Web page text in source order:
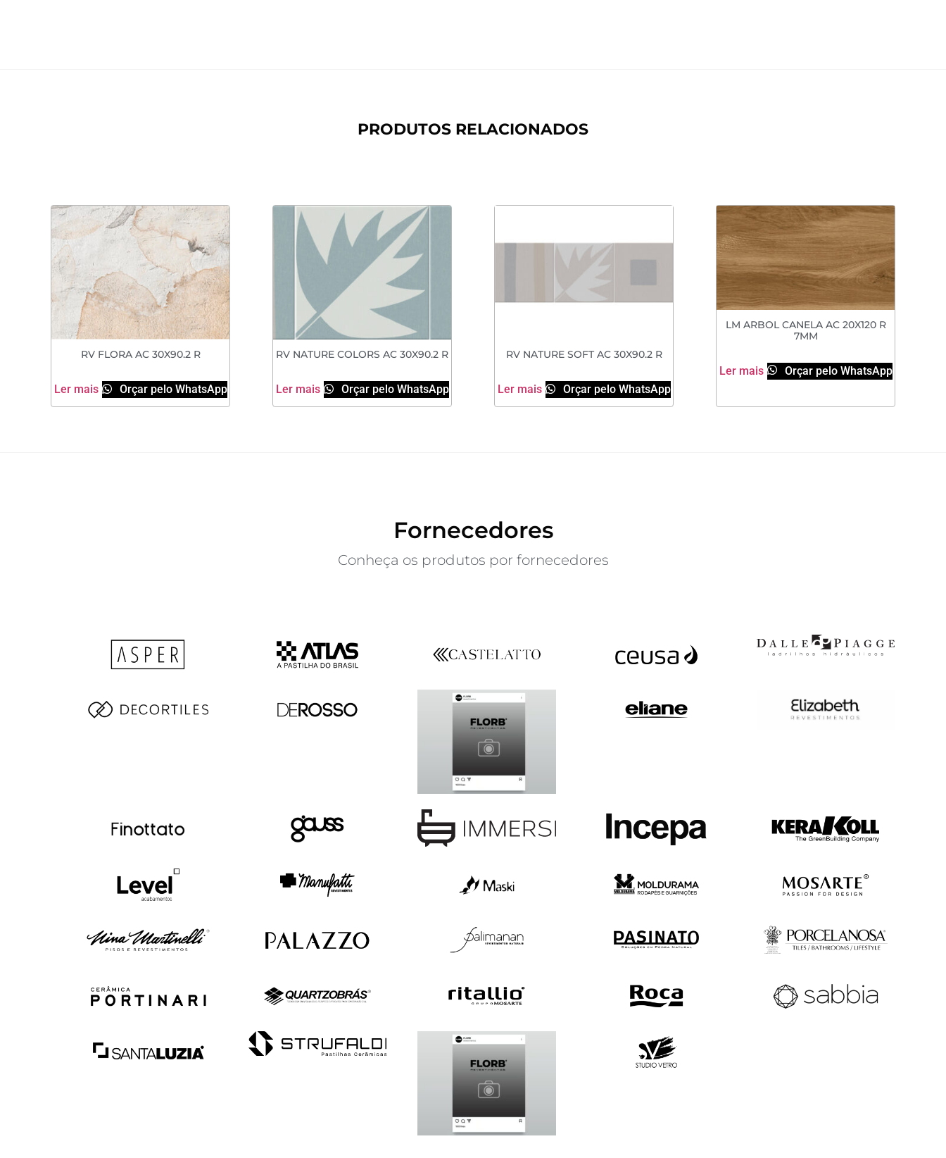
PRODUTOS RELACIONADOS
RV FLORA AC 30X90.2 R
Ler mais Orçar pelo WhatsApp
RV NATURE COLORS AC 30X90.2 R
Ler mais Orçar pelo WhatsApp
RV NATURE SOFT AC 30X90.2 R
Ler mais Orçar pelo WhatsApp
LM ARBOL CANELA AC 20X120 R
7MM
Ler mais Orçar pelo WhatsApp
Fornecedores
Conheça os produtos por fornecedores